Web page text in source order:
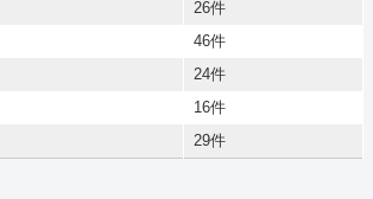
26件
46件
24件
16件
29件